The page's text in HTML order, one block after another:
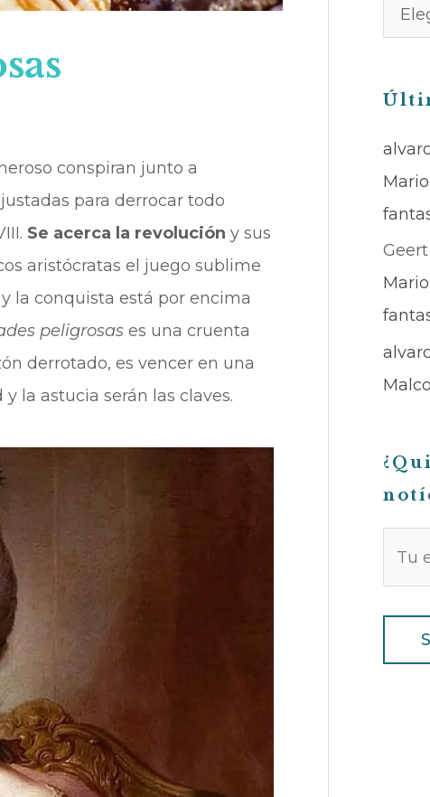
conspiran junto a
para derrocar todo
Se acerca la revolución y sus
aristócratas el juego sublime
la conquista está por encima
peligrosas es una cruenta
derrotado, es vencer en una
la astucia serán las claves.
í
a
s